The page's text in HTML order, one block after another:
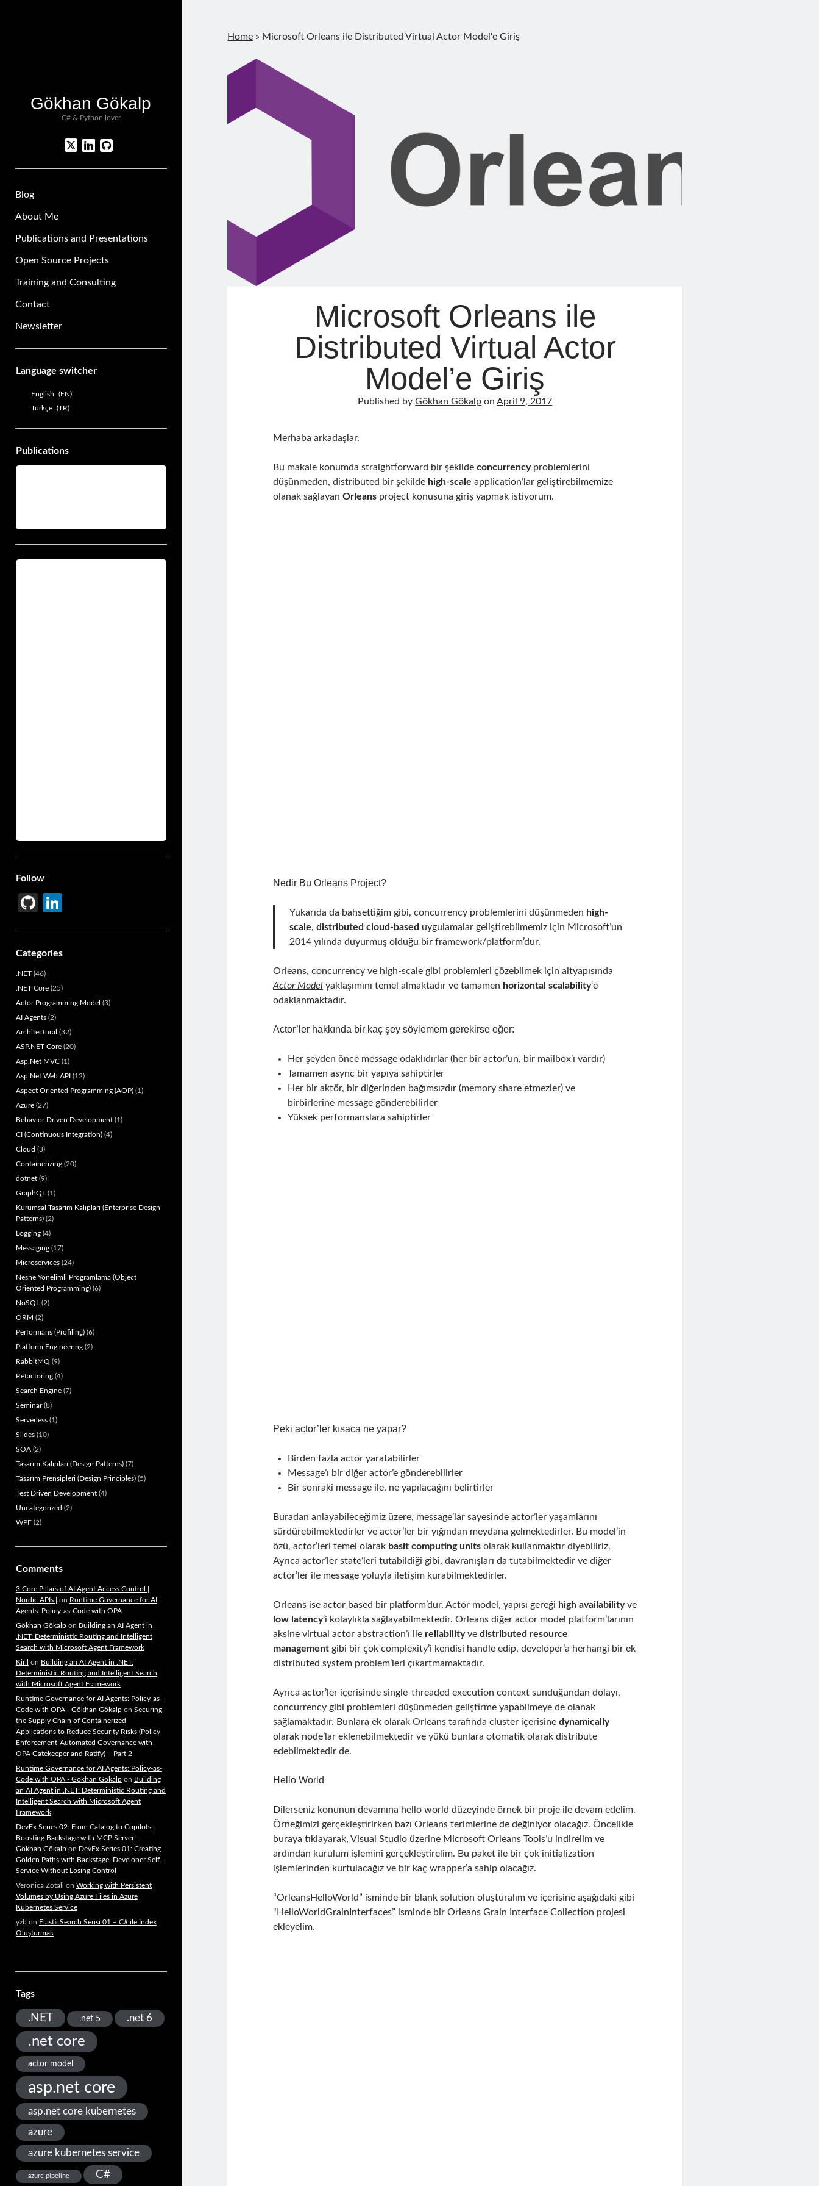
Gökhan Gökalp
C# & Python lover
twitterlinkedin
github
Blog
About Me
Publications and Presentations
Open Source Projects
Training and Consulting
Contact
Newsletter
Language switcher
English
EN
Türkçe
TR
Publications
Follow
Gi
u
b
dI
n
Categories
.NET(46)
.NET Core(25)
Actor Programming Model (3)
AI Agents(2)
Architectural (32)
ASP.NET Core(20)
Asp.Net MVC(1)
Asp.Net Web API(12)
Aspect Oriented Programming (AOP)(1)
Azure(27)
Behavior Driven Development(1)
CI (Continuous Integration)(4)
Cloud (3)
Containerizing(20)
dotnet(9)
GraphQL (1)
Kurumsal Tasarım Kalıpları (Enterprise Design
Patterns)(2)
Logging(4)
Messaging(17)
Microservices(24)
Nesne Yönelimli Programlama (Object
Oriented Programming)(6)
NoSQL (2)
ORM (2)
Performans (Profiling)(6)
Platform Engineering(2)
RabbitMQ (9)
Refactoring(4)
Search Engine(7)
Seminar(8)
Serverless(1)
Slides(10)
SOA(2)
Tasarım Kalıpları (Design Patterns)(7)
Tasarım Prensipleri (Design Principles)(5)
Test Driven Development(4)
Uncategorized (2)
WPF(2)
Comments
3 Core Pillars of AI Agent Access Control |
Nordic APIs |
on Runtime Governance for AI
Agents: Policy-as-Code with OPA
Gökhan Gökalpon Building an AI Agent in
.NET: Deterministic Routing and Intelligent
Search with Microsoft Agent Framework
Kiril on Building an AI Agent in .NET:
Deterministic Routing and Intelligent Search
with Microsoft Agent Framework
Runtime Governance for AI Agents: Policy-as-
Code with OPA - Gökhan Gökalpon Securing
the Supply Chain of Containerized
Applications to Reduce Security Risks (Policy
Enforcement-Automated Governance with
OPA Gatekeeper and Ratify) – Part 2
Runtime Governance for AI Agents: Policy-as-
Code with OPA - Gökhan Gökalpon Building
an AI Agent in .NET: Deterministic Routing and
Intelligent Search with Microsoft Agent
Framework
DevEx Series 02: From Catalog to Copilots.
Boosting Backstage with MCP Server –
Gökhan Gökalpon DevEx Series 01: Creating
Golden Paths with Backstage, Developer Self-
Service Without Losing Control
Veronica Zotali on Working with Persistent
Volumes by Using Azure Files in Azure
Kubernetes Service
yzbon ElasticSearch Serisi 01 – C# ile Index
Oluşturmak
Tags
.NET .net 5 .net 6
.net core
actor model
asp.net core
asp.net core kubernetes
azure
azure kubernetes service
azure pipeline C#
Home » Microsoft Orleans ile Distributed Virtual Actor Model'e Giriş
Microsoft Orleans ile
Distributed Virtual Actor
Model’e Giriş
Published byGökhan Gökalp onApril 9, 2017
Merhaba arkadaşlar.
Bu makale konumda straightforward bir şekildeconcurrencyproblemlerini
düşünmeden, distributed bir şekilde high-scale application’lar geliştirebilmemize
olanak sağlayanOrleans project konusuna giriş yapmak istiyorum.
Nedir Bu Orleans Project?
Yukarıda da bahsettiğim gibi, concurrency problemlerini düşünmeden high-
scale,distributed cloud-based uygulamalar geliştirebilmemiz için Microsoft’un
2014 yılında duyurmuş olduğu bir framework/platform’dur.
Orleans, concurrency ve high-scale gibi problemleri çözebilmek için altyapısında
Actor Model yaklaşımını temel almaktadır ve tamamen horizontal scalability‘e
odaklanmaktadır.
Actor’ler hakkında bir kaç şey söylemem gerekirse eğer:
Her şeyden önce message odaklıdırlar (her bir actor’un, bir mailbox’ı vardır)
Tamamen async bir yapıya sahiptirler
Her bir aktör, bir diğerinden bağımsızdır (memory share etmezler) ve
birbirlerine message gönderebilirler
Yüksek performanslara sahiptirler
Peki actor’ler kısaca ne yapar?
Birden fazla actor yaratabilirler
Message’ı bir diğer actor’e gönderebilirler
Bir sonraki message ile, ne yapılacağını belirtirler
Buradan anlayabileceğimiz üzere, message’lar sayesinde actor’ler yaşamlarını
sürdürebilmektedirler ve actor’ler bir yığından meydana gelmektedirler. Bu model’in
özü, actor’leri temel olarak basit computing units olarak kullanmaktır diyebiliriz.
Ayrıca actor’ler state’leri tutabildiği gibi, davranışları da tutabilmektedir ve diğer
actor’ler ile message yoluyla iletişim kurabilmektedirler.
Orleans ise actor based bir platform’dur. Actor model, yapısı gereği high availabilityve
low latency‘i kolaylıkla sağlayabilmektedir. Orleans diğer actor model platform’larının
aksine virtual actor abstraction’ı ile reliabilityvedistributed resource
management gibi bir çok complexity’i kendisi handle edip, developer’a herhangi bir ek
distributed system problem’leri çıkartmamaktadır.
Ayrıca actor’ler içerisinde single-threaded execution context sunduğundan dolayı,
concurrency gibi problemleri düşünmeden geliştirme yapabilmeye de olanak
sağlamaktadır. Bunlara ek olarak Orleans tarafında cluster içerisinedynamically
olarak node’lar eklenebilmektedir ve yükü bunlara otomatik olarak distribute
edebilmektedir de.
Hello World
Dilerseniz konunun devamına hello world düzeyinde örnek bir proje ile devam edelim.
Örneğimizi gerçekleştirirken bazı Orleans terimlerine de değiniyor olacağız. Öncelikle
buraya tıklayarak, Visual Studio üzerine Microsoft Orleans Tools’u indirelim ve
ardından kurulum işlemini gerçekleştirelim. Bu paket ile bir çok initialization
işlemlerinden kurtulacağız ve bir kaç wrapper’a sahip olacağız.
“OrleansHelloWorld” isminde bir blank solution oluşturalım ve içerisine aşağıdaki gibi
“HelloWorldGrainInterfaces” isminde bir Orleans Grain Interface Collection projesi
ekleyelim.